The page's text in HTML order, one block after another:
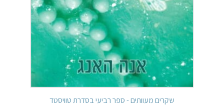
שקרים מעוותים - ספר רביעי בסדרת טוויסטד